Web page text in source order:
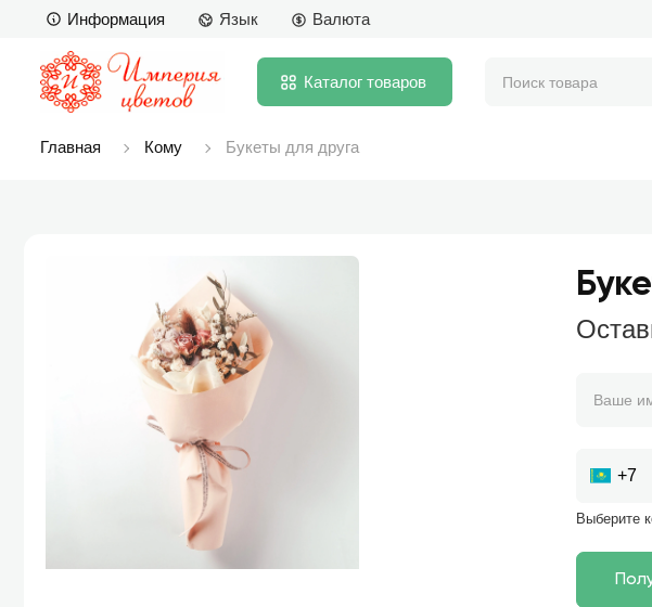
Информация Язык Валюта
Каталог товаров
Главная Кому Букеты для друга
+7
Выберите